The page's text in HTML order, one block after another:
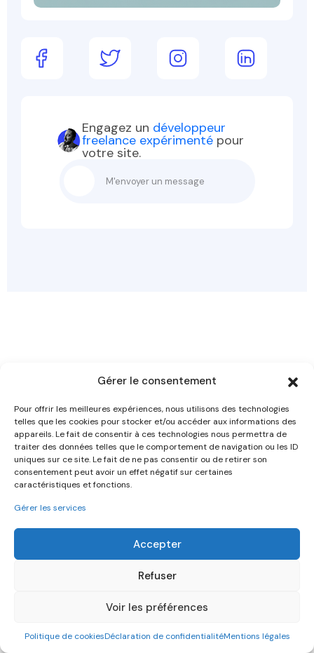
Gérer le consentement
Pour offrir les meilleures expériences, nous utilisons des technologies
telles que les cookies pour stocker et/ou accéder aux informations des
appareils. Le fait de consentir à ces technologies nous permettra de
traiter des données telles que le comportement de navigation ou les ID
uniques sur ce site. Le fait de ne pas consentir ou de retirer son
consentement peut avoir un effet négatif sur certaines
caractéristiques et fonctions.
Gérer les services
Accepter
Refuser
Voir les préférences
Politique de cookiesDéclaration de confidentialitéMentions légales
Engagez un développeur
freelance expérimenté pour
votre site.
M'envoyer un message
PRÉSENTATION
Pierre
Viéville,Concepteur web.
En faisant le choix d'une véritable agence de création
services qualitatifs à prix réduits en plus d'une relation
Generated byMPG